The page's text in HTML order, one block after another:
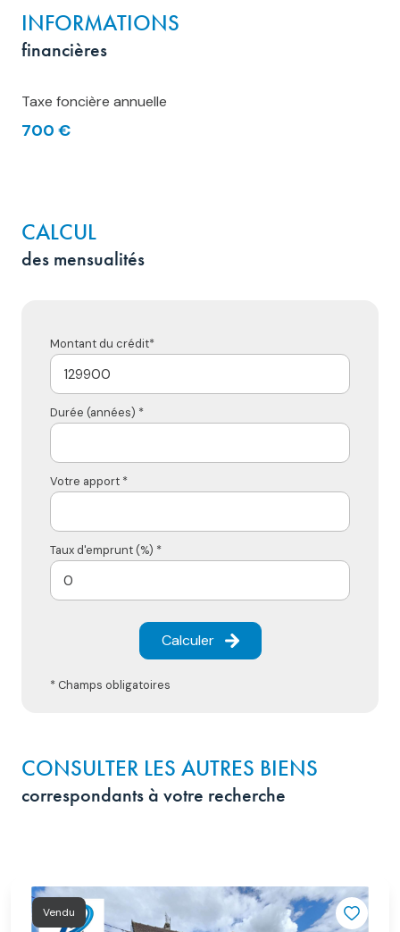
INFORMATIONS
financières
Taxe foncière annuelle
700 €
CALCUL
des mensualités
Montant du crédit*
Durée (années) *
Votre apport *
Taux d'emprunt (%) *
Calculer
* Champs obligatoires
CONSULTER LES AUTRES BIENS
correspondants à votre recherche
Vendu